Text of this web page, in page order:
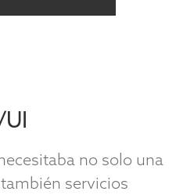
no solo una
servicios